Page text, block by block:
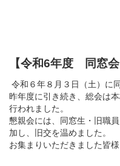
【令和6年度 同窓会
令和６年８月３日（土）に
昨年度に引き続き、総会は
行われました。
懇親会には、同窓生・旧職
加し、旧交を温めました。
お集まりいただきました皆